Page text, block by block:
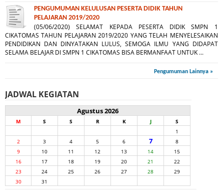
PENGUMUMAN KELULUSAN PESERTA DIDIK TAHUN
PELAJARAN 2019/2020
(05/06/2020) SELAMAT KEPADA PESERTA DIDIK SMPN 1
CIKATOMAS TAHUN PELAJARAN 2019/2020 YANG TELAH MENYELESAIKAN
PENDIDIKAN DAN DINYATAKAN LULUS, SEMOGA ILMU YANG DIDAPAT
SELAMA BELAJAR DI SMPN 1 CIKATOMAS BISA BERMANFAAT UNTUK ...
Pengumuman Lainnya »
JADWAL KEGIATAN
Agustus 2026
M S S R K J
S
1
2
3 4 5 6 7
8
9
10 11 12 13 14
15
16
17 18 19 20 21
22
23
24 25 26 27 28
29
30
31